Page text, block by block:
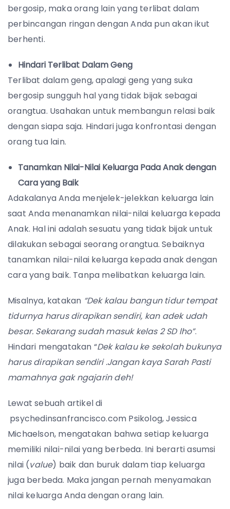
bergosip, maka orang lain yang terlibat dalam
perbincangan ringan dengan Anda pun akan ikut
berhenti.
Hindari Terlibat Dalam Geng
Terlibat dalam geng, apalagi geng yang suka
bergosip sungguh hal yang tidak bijak sebagai
orangtua. Usahakan untuk membangun relasi baik
dengan siapa saja. Hindari juga konfrontasi dengan
orang tua lain.
Tanamkan Nilai-Nilai Keluarga Pada Anak dengan
Cara yang Baik
Adakalanya Anda menjelek-jelekkan keluarga lain
saat Anda menanamkan nilai-nilai keluarga kepada
Anak. Hal ini adalah sesuatu yang tidak bijak untuk
dilakukan sebagai seorang orangtua. Sebaiknya
tanamkan nilai-nilai keluarga kepada anak dengan
cara yang baik. Tanpa melibatkan keluarga lain.
Misalnya, katakan “Dek kalau bangun tidur tempat
tidurnya harus dirapikan sendiri, kan adek udah
besar. Sekarang sudah masuk kelas 2 SD lho”.
Hindari mengatakan “Dek kalau ke sekolah bukunya
harus dirapikan sendiri .Jangan kaya Sarah Pasti
mamahnya gak ngajarin deh!
Lewat sebuah artikel di
psychedinsanfrancisco.com Psikolog, Jessica
Michaelson, mengatakan bahwa setiap keluarga
memiliki nilai-nilai yang berbeda. Ini berarti asumsi
nilai (value) baik dan buruk dalam tiap keluarga
juga berbeda. Maka jangan pernah menyamakan
nilai keluarga Anda dengan orang lain.